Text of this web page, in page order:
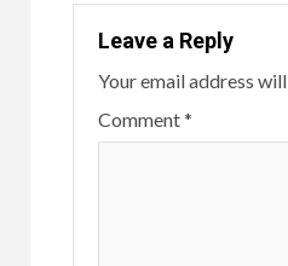
Leave a Reply
Your email address
Comment*